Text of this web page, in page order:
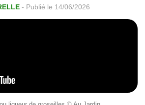
- Publié le 14/06/2026